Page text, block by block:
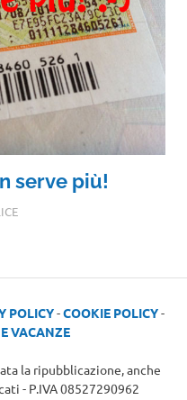
serve più!
POLICY-COOKIE POLICY-
VACANZE
la ripubblicazione, anche
- P.IVA 08527290962